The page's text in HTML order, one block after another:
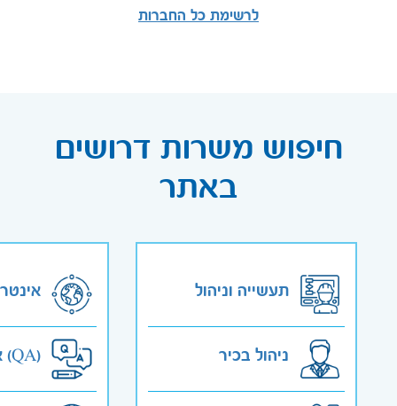
לרשימת כל החברות
חיפוש משרות דרושים
באתר
תעשייה וניהול
ניהול בכיר אבטחת איכות (QA)